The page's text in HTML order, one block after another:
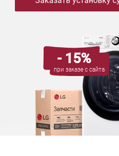
- 15%
при заказе с сайта